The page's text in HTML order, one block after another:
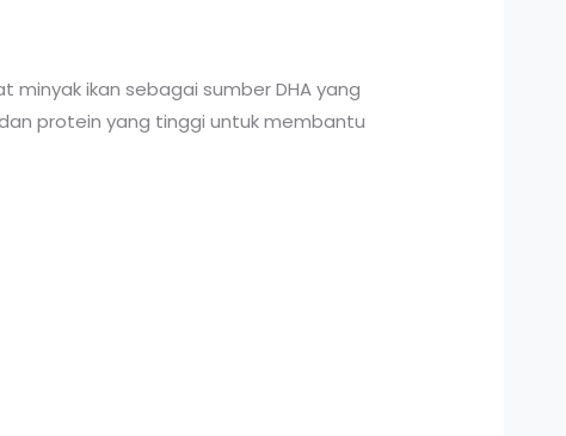
ikan sebagai sumber DHA yang
protein yang tinggi untuk membantu